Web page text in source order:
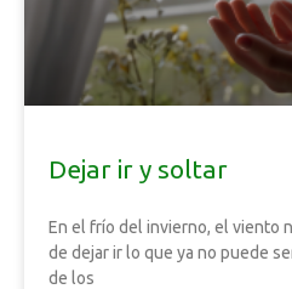
Dejar ir y soltar
En el frío del invierno, el viento
de dejar ir lo que ya no puede
de los